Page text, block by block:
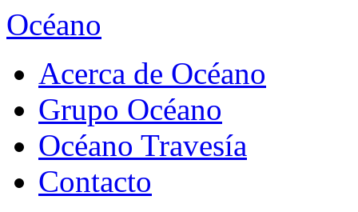
Océano
Acerca de Océano
Grupo Océano
Océano Travesía
Contacto